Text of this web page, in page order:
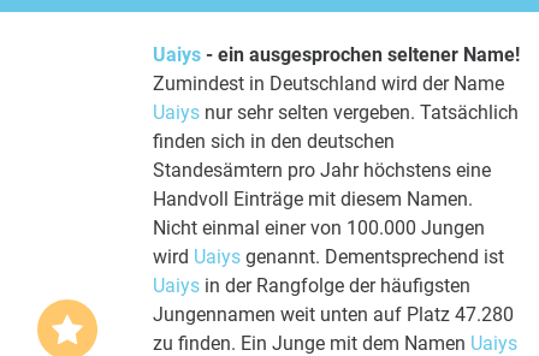
Uaiys - ein ausgesprochen seltener Name!
Zumindest in Deutschland wird der Name
Uaiys nur sehr selten vergeben. Tatsächlich
finden sich in den deutschen
Standesämtern pro Jahr höchstens eine
Handvoll Einträge mit diesem Namen.
Nicht einmal einer von 100.000 Jungen
wird Uaiys genannt. Dementsprechend ist
Uaiys in der Rangfolge der häufigsten
Jungennamen weit unten auf Platz 47.280
zu finden. Ein Junge mit dem Namen Uaiys